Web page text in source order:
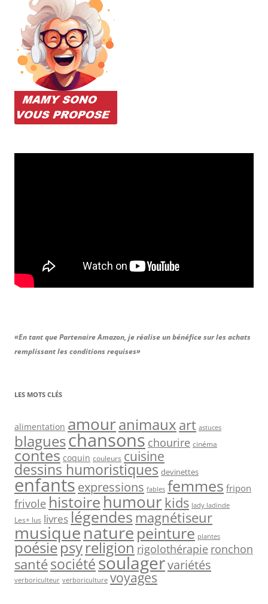
«En tant que Partenaire Amazon, je réalise un bénéfice sur les achats
remplissant les conditions requises»
LES MOTS CLÉS
alimentation amouranimaux art astuces
blagueschansons chourire cinéma
contes coquin couleurs cuisine
dessins humoristiques devinettes
enfantsexpressions fables femmes fripon
frivole histoire humour kids lady ladinde
Les+ lus livreslégendes magnétiseur
musiquenature peinture plantes
poésiepsyreligion rigolothérapie ronchon
santésociétésoulagervariétés
verboriculteur verboriculture voyages